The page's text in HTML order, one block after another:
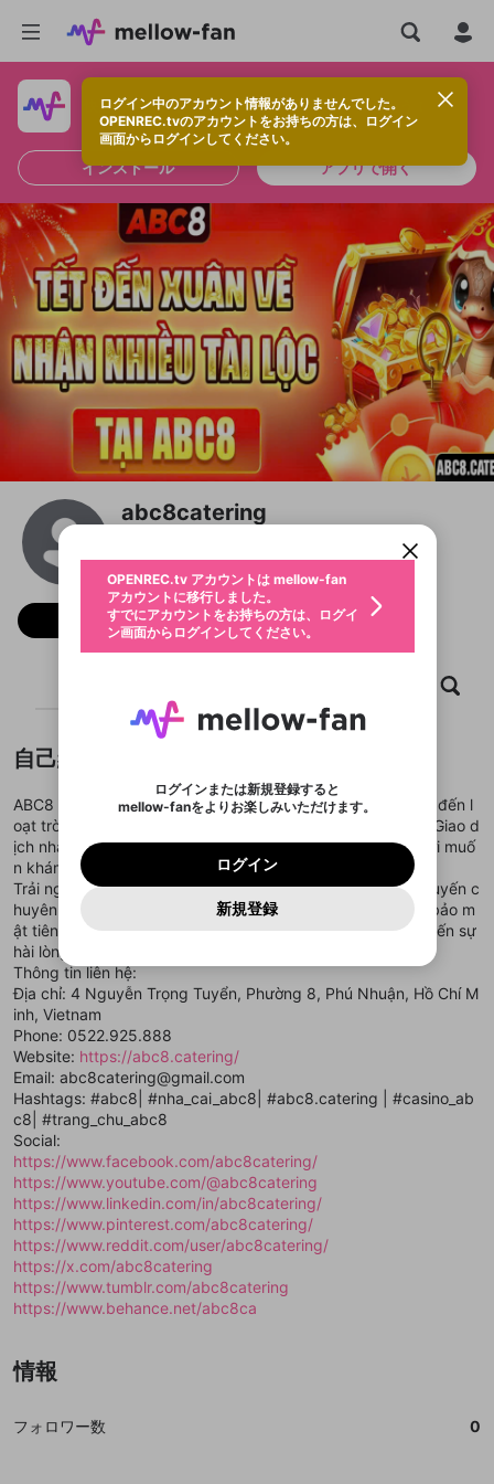
ログイン中のアカウント情報がありませんでした。
OPENREC.tvのアカウントをお持ちの方は、ログイン
画面からログインしてください。
快適に視聴するなら、アプリをインストールしよう！
インストール アプリで開く
abc8catering
フォロー
プレイリスト
自己紹介
ABC8 là thương hiệu giải trí trực tuyến đáng tin cậy, mang đến l
oạt trò chơi đỉnh cao và chương trình ưu đãi cực hấp dẫn. Giao d
ịch nhanh chóng, bảo mật cao, phù hợp cho mọi người chơi muố
n khám phá trải nghiệm chất lượng.
Trải nghiệm sự khác biệt tại ABC8 – nền tảng giải trí trực tuyến c
huyên nghiệp với hơn 1000 trò chơi phong phú. Hệ thống bảo m
ật tiên tiến và dịch vụ hỗ trợ tận tâm luôn đảm bảo mang đến sự
hài lòng tối đa cho người chơi.
Thông tin liên hệ:
Địa chỉ: 4 Nguyễn Trọng Tuyển, Phường 8, Phú Nhuận, Hồ Chí M
inh, Vietnam
Phone: 0522.925.888
Website: https://abc8.catering/
Email: abc8catering@gmail.com
Hashtags: #abc8| #nha_cai_abc8| #abc8.catering | #casino_ab
c8| #trang_chu_abc8
Social:
https://www.facebook.com/abc8catering/
https://www.youtube.com/@abc8catering
https://www.linkedin.com/in/abc8catering/
https://www.pinterest.com/abc8catering/
https://www.reddit.com/user/abc8catering/
https://x.com/abc8catering
https://www.tumblr.com/abc8catering
https://www.behance.net/abc8ca
情報
フォロワー数 0
ブロックリストに追加しますか？
キャンセル OK
この動画の公開は終了しました
OK
ファンレター
応援している配信者にファンレターを送ることがで
※ファンレター機能は有料サービスです。
固定動画に設定
マイページに表示されている動画 (ライブ配信、配
信予定、アーカイブ、アップロード動画) をページ
のトップに1つ固定できます。動画タイトル横のメ
ニューより設定することができます。
動画プレイリストを選択
動画のプレイリストを一つ選択すると、そのプレイ
ることができます。
選択できるプレイリストがありません。
動画プレイリストがありません
ポイントが不足しています
ご確認ください
した。 サービスを利用するには変更後の内容を
を確認しました。
確認しました
OPENREC.tv アカウントは mellow-fan
アカウントに移行しました。
すでにアカウントをお持ちの方は、ログイ
新規登録
メールアドレスで新規登録
または
Google
Yahoo! JAPAN
Appleでサインアップ
mellow-fanの利用規約・プライバシーポリシー・外部
サービスとのID連携に関する同意事項
で、次にお進みください
新規登録
@
次にお進みください。
mellow-fanからのお得な情報をメールで受
け取る
OPENREC.tvアカウントはmellow-fanア
カウントに統合しました。
こちらからOPENREC.tvでログイン中のア
ログイン
メールアドレスでログイン
または
Google
Yahoo! JAPAN
Appleでサインイン
mellow-fanの利用規約・プライバシーポリシー・外部
サービスとのID連携に関する同意事項
で、次にお進みください
ログイン
ログイン
パスワードを忘れた方はこちら
アカウントをお持ちですか？アカウントを作成する
OPENREC.tv アカウントは mellow-fan
アカウントに移行しました。
すでにアカウントをお持ちの方は、ログイ
ン画面からログインしてください。
ログインまたは新規登録すると
mellow-fanをよりお楽しみいただけます。
ログイン
新規登録
登録したメールアドレスを入力し、送信してくださ
再設定する
入力していただいたメールアドレ
スに、パスワード再設定用URLを
のでご確認ください
OK
年 月
生年月は登録後に変更できません。
お住まいの地域
ご登録いただいた情報はサービスの向上を目的
として使用いたします。
一部サービスをご利用いただくには、生年月の
登録が必要です。
登録
あとで登録
認証コードの入力
メイン及びcs.openrec.co.jpドメイン）が受信拒否設
定に含まれていないかご確認ください。
入力
セッションの有効期限が切れたた
プレミアム会員に入会
不適切なユーザーとして報告しま
すか？
問題を選択してください
わいせつな表現
著作権の侵害
なりすまし行為
出会いを誘導する行為
誤解を招く配信設定
ゲームの録画禁止区域の配信
改造版・海賊版ソフトの配信
政治的・宗教的・人種的な内容
その他の問題
0
報告された問題については、利用規約に違反しているか
どうかをスタッフが確認します。
用することは、利用規約違反になります。
送信
サブスクシェア
閉じる
限定コミュニティ参加方法
Discordアカウントをお持ちでない方
Discordアカウントを作成
Discordは第三者が提供するコミュニティーサービスで、
mellow-fanとは関わりがありません。Discordに関してのお
問い合わせにはお答えすることができません。Discordの仕
様変更により、限定コミュニティ特典の提供が終了する可能
します。
外部サービスとのID連携に関する同意事項
Discordとは？